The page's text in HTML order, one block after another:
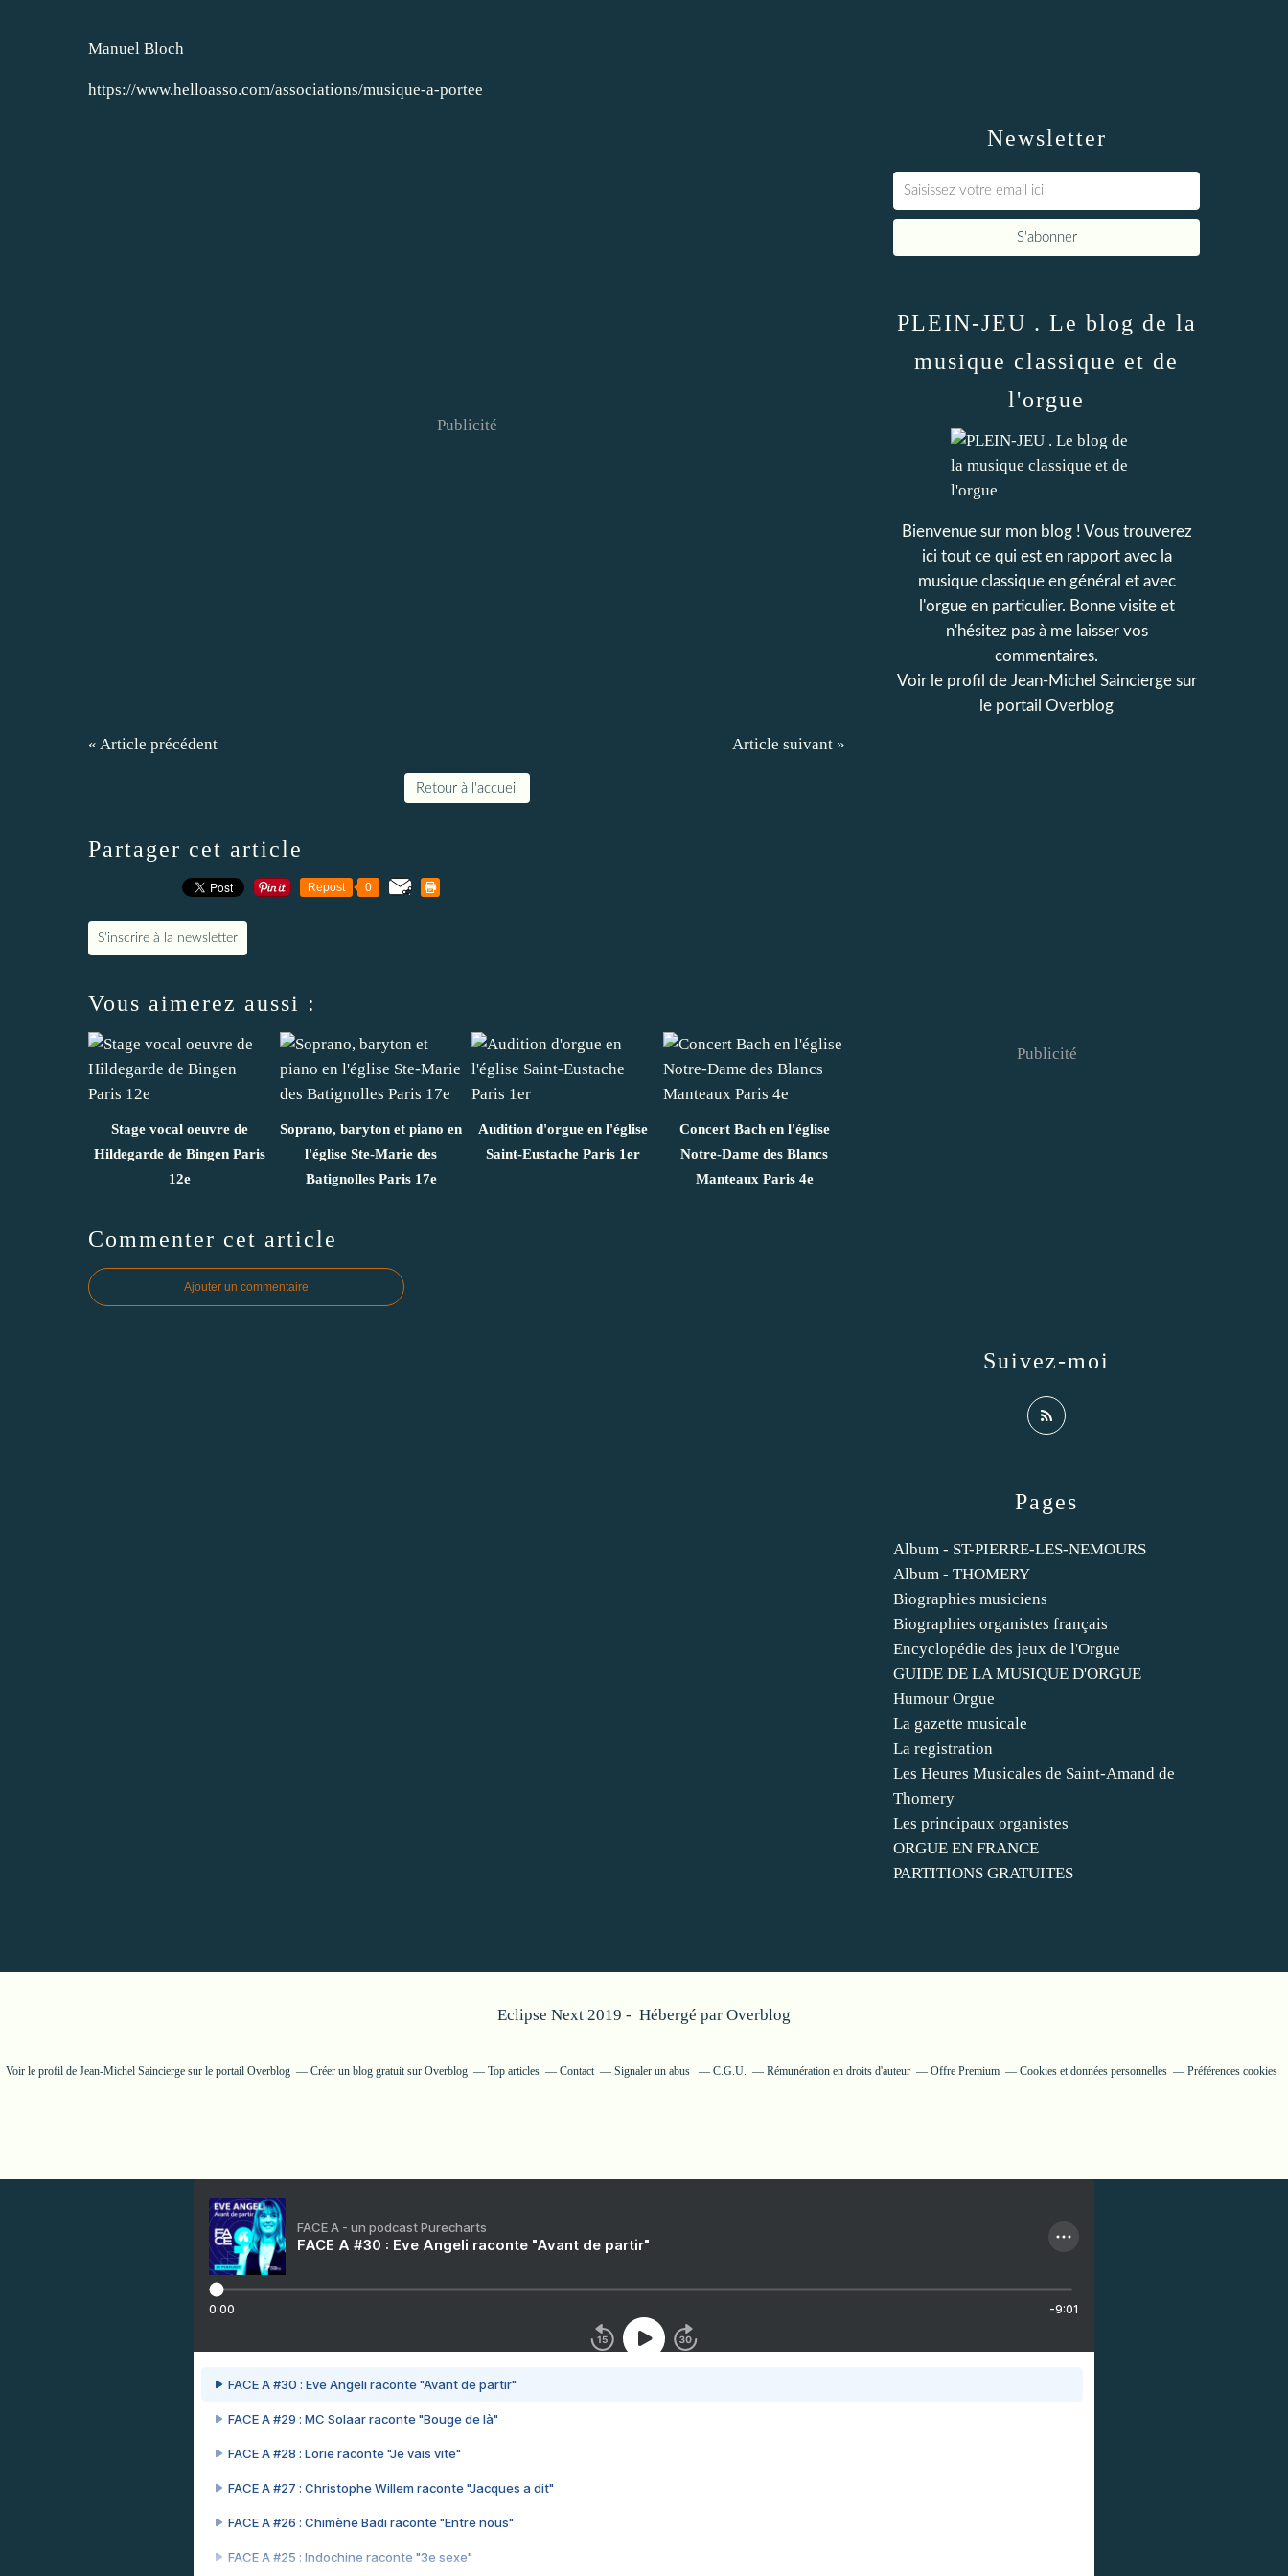
Manuel Bloch
https://www.helloasso.com/associations/musique-a-portee​
Publicité
« Article précédent Article suivant »
Retour à l'accueil
Partager cet article
Repost 0
S'inscrire à la newsletter
Vous aimerez aussi :
Stage vocal oeuvre de
Hildegarde de Bingen Paris
12e
Soprano, baryton et piano en
l'église Ste-Marie des
Batignolles Paris 17e
Audition d'orgue en l'église
Saint-Eustache Paris 1er
Concert Bach en l'église
Notre-Dame des Blancs
Manteaux Paris 4e
Commenter cet article
Ajouter un commentaire
Newsletter
Pages
Album - ST-PIERRE-LES-NEMOURS
Album - THOMERY
Biographies musiciens
Biographies organistes français
Encyclopédie des jeux de l'Orgue
GUIDE DE LA MUSIQUE D'ORGUE
Humour Orgue
La gazette musicale
La registration
Les Heures Musicales de Saint-Amand de
Thomery
Les principaux organistes
ORGUE EN FRANCE
PARTITIONS GRATUITES
PLEIN-JEU . Le blog de la
musique classique et de
l'orgue
Bienvenue sur mon blog ! Vous trouverez
ici tout ce qui est en rapport avec la
musique classique en général et avec
l'orgue en particulier. Bonne visite et
n'hésitez pas à me laisser vos
commentaires.
Voir le profil de Jean-Michel Sainciergesur
le portail Overblog
Suivez-moi
Publicité
Eclipse Next 2019 - Hébergé par Overblog
Voir le profil de Jean-Michel Sainciergesur le portail Overblog Créer un blog gratuit sur Overblog Top articles Contact Signaler un abus C.G.U. Rémunération en droits d'auteur Offre Premium Cookies et données personnelles Préférences cookies
FACE A - un podcast Purecharts
FACE A #30 : Eve Angeli raconte "Avant de partir"
0:00 -9:01
FACE A #30 : Eve Angeli raconte "Avant de partir"
FACE A #29 : MC Solaar raconte "Bouge de là"
FACE A #28 : Lorie raconte "Je vais vite"
FACE A #27 : Christophe Willem raconte "Jacques a dit"
FACE A #26 : Chimène Badi raconte "Entre nous"
FACE A #25 : Indochine raconte "3e sexe"